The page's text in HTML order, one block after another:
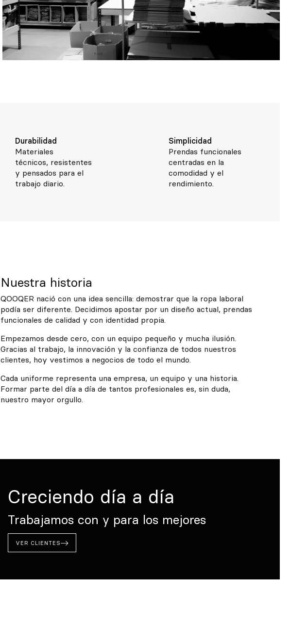
Durabilidad
Materiales
técnicos, resistentes
y pensados para el
trabajo diario.
Simplicidad
Prendas funcionales
centradas en la
comodidad y el
rendimiento.
Nuestra historia
QOOQER nació con una idea sencilla: demostrar que la ropa laboral
podía ser diferente. Decidimos apostar por un diseño actual, prendas
funcionales de calidad y con identidad propia.
Empezamos desde cero, con un equipo pequeño y mucha ilusión.
Gracias al trabajo, la innovación y la confianza de todos nuestros
clientes, hoy vestimos a negocios de todo el mundo.
Cada uniforme representa una empresa, un equipo y una historia.
Formar parte del día a día de tantos profesionales es, sin duda,
nuestro mayor orgullo.
Creciendo día a día
Trabajamos con y para los mejores
VER CLIENTES